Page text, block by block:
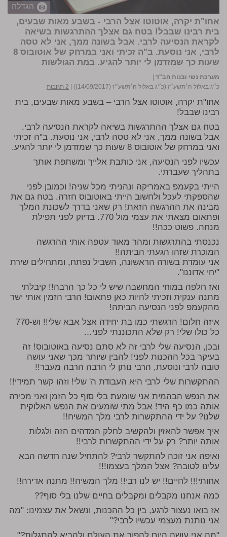
הגדלה
אחו"ת יקרה, אוטוטו אצל הרבי - בשבע מאות שבעים,
בית רבינו שבבל! בטח גם אצלך ההתרגשות בשיאה
לקראת הנסיעה לרבי. אבל בשונה ממך, אני לא טסה
לרבי, אני נוסעת. ב"ה זכיתי ואני במרחק של אוטובוס 8
שעות כך שמזדמן לי יותר להגיע. במת הגולשות
מערכת נשי ובנות חב"ד
כ״ג באלול ה׳תשע״ז (כ״ג באלול ה׳תשע״ז (14/09/2017))
2 תגובות
אחו"ת יקרה, אוטוטו אצל הרבי – בשבע מאות שבעים, בית
רבינו שבבל!
בטח גם אצלך ההתרגשות בשיאה לקראת הנסיעה לרבי.
אבל בשונה ממך, אני לא טסה לרבי, אני נוסעת. ב"ה זכיתי
ואני במרחק של אוטובוס 8 שעות כך שמזדמן לי יותר להגיע.
עכשיו לפני הנסיעה, אני כותבת אלייך ומשתפת אותך
בתהליך שעברתי.
הייתי בקעמפ באמריקה ונהניתי מכל שניה! וכמובן לפני
שהספקתי לעכל ולחשוב הייתי באוטובוס חזרה. בטח גם את
מבינה את ההרגשה הזאת! רק שאני בדרך לשכונת המלך
ופתאום מצאתי את עצמי מול 770. בדיוק לפני תפילת
מנחה. פשוט ככה!!
נכנסתי בהתרגשות ומהר מאוד עטפה אותי ההרגשה
המוכרת שזהו הגעתי הביתה!!
אני עומדת בשורה הראשונה, השביל נפתח, ומתחילים שירת
"יחי אדוננו".
ואז חלפה במוחי המחשבה שיש לי כל כך הרבה!! קיבלתי
מתנה ענקית וזכיתי להיות כאן פתאום! הרבי הזמין אותי ישר
מהקעמפ לפני הנסיעה הביתה!
איזה חלום! הרגשתי כמו בת יחידה אצל אבא שלי!! וש-770
כל כולו שלי! רק שלא התכוננתי לפני…
ובכן, הנסיעה שלי לרבי זה לא סתם נסיעה באוטובוס! זה
בעיקר בכל ההכנות לפני! להבין שיותר מכך שאני עושה
טובה לרבי ונוסעת, הרבי נותן לי הרבה הרבה מעבר!!
ההתקשרות שלי לרבי היא העבודת ה' שלי! וזהו קשר תמידי!!
את הנפש הבהמית אני שומעת בלי סוף כל הזמן ואני מכירה
אותה כמו כף היד! אבל מתי שומעים את הנפש האלוקית
שלנו? על ידי ההתקשרות לרבי מלך המשיח!!
איך אפשר להאזין ולהקשיב לחלק המדהים הזה ולגלות
אותה יותר? רק על ידי ההתקשרות לרבי!!
ואיפה אני זוכה להתקשר לרבי? להתחיל שנה חדשה הבא
עלינו לטובה? אצל המלך בעצמו!!!
אחותי!!! לחיים!! יש לנו רבי!! מלך המשיח!! מתנה אדירה!!
כמה אנחנו מקבלים ומקבלים בחיים שלנו בלי סוף??
אז בואו נעצור לרגע, בין כל ההכנות, ונשאל את עצמינו: "מה
אני נותנת מעצמי עכשיו לרבי?"